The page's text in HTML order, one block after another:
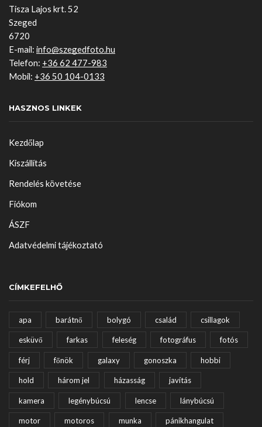
Tisza Lajos krt. 52
Szeged
6720
E-mail: info@szegedfoto.hu
Telefon: +36 62 477-983
Mobil: +36 50 104-0133
HASZNOS LINKEK
Kezdőlap
Kiszállítás
Rendelés követése
Fiókom
ÁSZF
Adatvédelmi tájékoztató
CÍMKEFELHŐ
apa barátnő bolygó család csillagok
esküvő farkas feleség fotográfus fotós
férj főnök galaxy gonoszka hobbi
hold három jel házasság javítás
kamera legénybúcsú lencse lánybúcsú
motor motoros munka pánikhangulat